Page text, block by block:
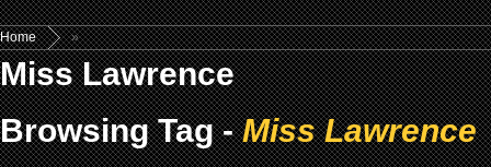
Home »
Miss Lawrence
Browsing Tag -Miss Lawrence